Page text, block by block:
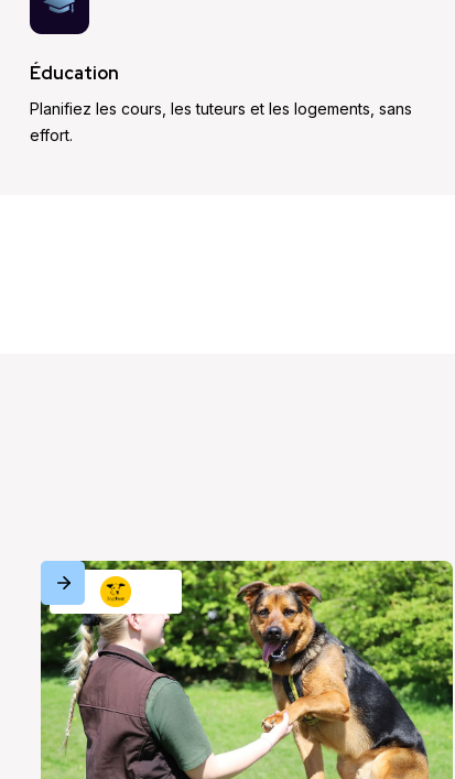
Éducation
Planifiez les cours, les tuteurs et les logements, sans
effort.